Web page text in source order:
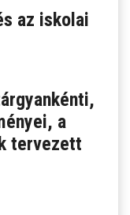
az iskolai
a
tervezett